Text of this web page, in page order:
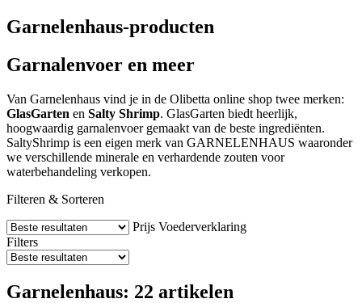
Garnelenhaus-producten
Garnalenvoer en meer
Van Garnelenhaus vind je in de Olibetta online shop twee merken:
GlasGarten en Salty Shrimp. GlasGarten biedt heerlijk,
hoogwaardig garnalenvoer gemaakt van de beste ingrediënten.
SaltyShrimp is een eigen merk van GARNELENHAUS waaronder
we verschillende minerale en verhardende zouten voor
waterbehandeling verkopen.
Filteren & Sorteren
Prijs Voederverklaring
Filters
Garnelenhaus: 22 artikelen